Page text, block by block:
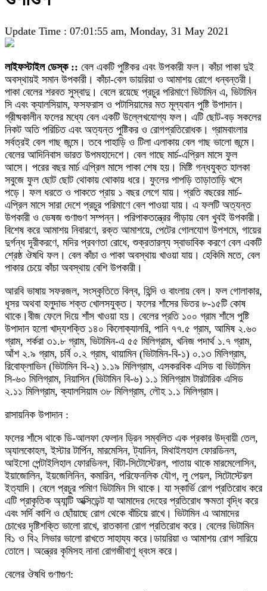
Update Time : 07:01:55 am, Monday, 31 May 2021
লাইফস্টাইল ডেস্ক :: বেল একটি পুষ্টিকর এবং উপকারী ফল। কাঁচা পাকা দুই
অবস্থায়ই সমান উপকারী। কাঁচা-বেল ডায়রিয়া ও আমাশয় রোগে ধন্বন্তরী।
পাকা বেলের শরবত সুস্বাদু। বেলে রয়েছে প্রচুর পরিমাণে ভিটামিন এ, ভিটামিন
সি এবং ক্যালসিয়াম, ফসফরাস ও পটাসিয়ামের মত মূল্যবান পুষ্টি উপাদান।
গ্রীষ্মকালীন ফলের মধ্যে বেল একটি উল্লেখযোগ্য ফল। এটি ছোট-বড় সকলের
নিকট অতি পরিচিত এবং অত্যন্ত পুষ্টিকর ও রোগপ্রতিরোধক। গ্রামবাংলার
সর্বত্রই বেল গাছ জন্মে। তবে পাহাড়ি ও টিলা এলাকায় বেল গাছ ভালো জন্মে।
বেলের আদিনিবাস ভারত উপমহাদেশে। বেল গাছে মার্চ-এপ্রিল মাসে ফুল
আসে। পরের বছর মার্চ এপ্রিল মাসে পাকা শেষ হয়। মিষ্টি গন্ধযুক্ত হালকা
সবুজে ফুল ছোট ছোট থোকায় থোকায় ধরে। ফুলের পাপড়ি তাড়াতাড়ি খসে
পড়ে। ফল ধরতে ও পাকতে প্রায় ১ বছর লেগে যায়। প্রতি বছরের মার্চ-
এপ্রিল মাসে সারা দেশে প্রচুর পরিমাণে বেল পাওয়া যায়। এ ফলটি অত্যন্ত
উপকারী ও ভেষজ গুণাগুণ সম্পন্ন। পরিপাকতন্ত্রের পীড়ায় বেল খুবই উপকারী।
বিশেষ করে আমাশয় নিবারণে, রক্ত আমাশয়ে, পেটের গোলযোগ উপশমে, গায়ের
দুর্গন্ধ দূরীকরণে, মদির প্রবণতা রোধে, শুক্রতারল্য স্বাভাবিক করণে বেল একটি
শ্রেষ্ঠ ঔষধি ফল। বেল কাঁচা ও পাকা অবস্থায় খাওয়া যায়। হেকিমি মতে, বেল
পাকার চেয়ে কাঁচা অবস্থায় বেশি উপকারী।
আরবি ভাষায় সফরজল, সংস্কৃতিতে বিল্ব, হিন্দি ও বাংলায় বেল। ফল গোলাকার,
ধূসর অথবা হলুদাভ শক্ত খোলসযুক্ত। ফলের শাঁসের ভিতর ৮-১৫টি কোষ
থাকে।বীজ ফেলে দিয়ে শাঁস খাওয়া হয়। বেলের প্রতি ১০০ গ্রাম শাঁসে পুষ্টি
উপাদান হলো খাদ্যশক্তি ১৪০ কিলোক্যালরি, পানি ৭৭.৫ গ্রাম, আমিষ ২.৬০
গ্রাম, শর্করা ৩১.৮ গ্রাম, ভিটামিন-এ ৫৫ মিলিগ্রাম, খনিজ পদার্থ ১.৭ গ্রাম,
আঁশ ২.৯ গ্রাম, চর্বি ০.২ গ্রাম, থায়ামিন (ভিটামিন-বি-১) ০.১৩ মিলিগ্রাম,
রিবোফ্লাভিন (ভিটামিন বি-২) ১.১৯ মিলিগ্রাম, এসকরবিক এসিড বা ভিটামিন
সি-৬০ মিলিগ্রাম, নিয়াসিন (ভিটামিন বি-৬) ১.১ মিলিগ্রাম টারটারিক এসিড
২.১১ মিলিগ্রাম, ক্যালসিয়াম ৩৮ মিলিগ্রাম, লৌহ ১.১ মিলিগ্রাম।
রাসায়নিক উপাদান :
ফলের শাঁসে থাকে ডি-আলফা ফেলান ড্রিন সম্বলিত এক প্রকার উদ্বায়ী তেল,
অ্যালকোহল, ইস্টার টার্পিন, মারমেসিন, ট্যানিন, মিথাইলহাল ফোরডিনল,
আইসো পেন্টাইলিহাল ফোরডিনল, বিটা-সিটোস্টেরল, পাতায় থাকে মারমেলোসিন,
ইয়াজোলিন, ইয়জেলিনিন, কমারিন, পরিফেনলিক যৌগ, লু পেয়ল, সিটোস্টেরল
ইত্যাদি। বেলে প্রচুর পমিাণ ভিটামিন সি থাকে। যা স্কার্ভি রোগ প্রতিরোধ করে
এটি প্রাকৃতিক অ্যান্টি অক্সিডেন্ট যা আমাদের দেহের প্রতিরোধ ক্ষমতা বৃদ্ধি করে
এবং সর্দি কাশি ও ছোঁয়াছে রোগ থেকে বাঁচিয়ে রাখে। ভিটামিন এ আমাদের
চোখের দৃষ্টিশক্তি ভালো রাখে, রাতকানা রোগ প্রতিরোধ করে। বেলের ভিটামিন
বি১ ও বি২ লিভার ভালো রাখতে সাহায্য করে।ডায়রিয়া ও আমাশয় রোগ সারিয়ে
তোলে। অন্ত্রের কৃমিসহ নানা রোগজীবাণু ধ্বংস করে।
বেলের ঔষধি গুণাগুণ: